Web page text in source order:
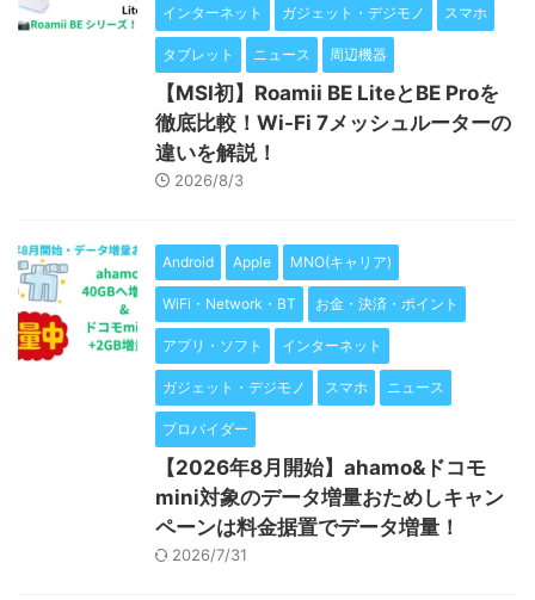
インターネット ガジェット・デジモノ スマホ
タブレット ニュース 周辺機器
【MSI初】Roamii BE LiteとBE Proを
徹底比較！Wi-Fi 7メッシュルーターの
違いを解説！
2026/8/3
Android Apple MNO(キャリア)
WiFi・Network・BT お金・決済・ポイント
アプリ・ソフト インターネット
ガジェット・デジモノ スマホ ニュース
プロバイダー
【2026年8月開始】ahamo&ドコモ
mini対象のデータ増量おためしキャン
ペーンは料金据置でデータ増量！
2026/7/31